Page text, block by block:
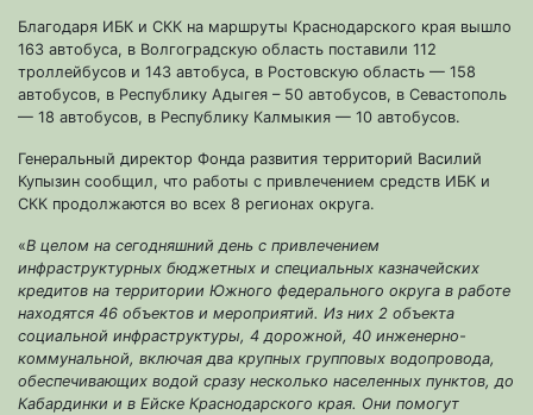
Благодаря ИБК и СКК на маршруты Краснодарского края вышло
163 автобуса, в Волгоградскую область поставили 112
троллейбусов и 143 автобуса, в Ростовскую область — 158
автобусов, в Республику Адыгея – 50 автобусов, в Севастополь
— 18 автобусов, в Республику Калмыкия — 10 автобусов.
Генеральный директор Фонда развития территорий Василий
Купызин сообщил, что работы с привлечением средств ИБК и
СКК продолжаются во всех 8 регионах округа.
«В целом на сегодняшний день с привлечением
инфраструктурных бюджетных и специальных казначейских
кредитов на территории Южного федерального округа в работе
находятся 46 объектов и мероприятий. Из них 2 объекта
социальной инфраструктуры, 4 дорожной, 40 инженерно-
коммунальной, включая два крупных групповых водопровода,
обеспечивающих водой сразу несколько населенных пунктов, до
Кабардинки и в Ейске Краснодарского края. Они помогут